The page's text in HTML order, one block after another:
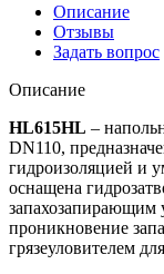
Описание
Отзывы
Задать вопрос
Описание
HL615HL –
DN110,
гидроизоляцией и
оснащена
запахозапирающим
проникновение
грязеуловителем